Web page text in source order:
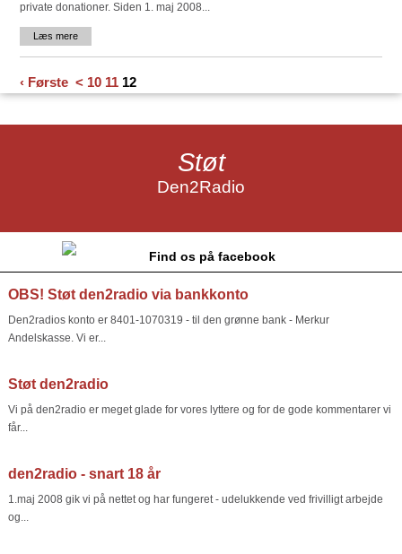
private donationer. Siden 1. maj 2008...
Læs mere
‹ Første < 10 11 12
Støt
Den2Radio
Find os på facebook
OBS! Støt den2radio via bankkonto
Den2radios konto er 8401-1070319 - til den grønne bank - Merkur
Andelskasse. Vi er...
Støt den2radio
Vi på den2radio er meget glade for vores lyttere og for de gode kommentarer vi
får...
den2radio - snart 18 år
1.maj 2008 gik vi på nettet og har fungeret - udelukkende ved frivilligt arbejde
og...